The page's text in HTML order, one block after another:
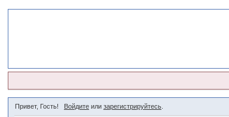
Привет, Гость! Войдитеили зарегистрируйтесь.